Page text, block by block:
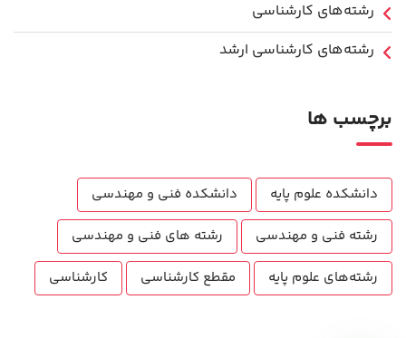
رشته‌های کارشناسی
رشته‌های کارشناسی ارشد
برچسب ها
دانشکده علوم پایه
دانشکده فنی و مهندسی
رشته فنی و مهندسی
رشته های فنی و مهندسی
رشته‌های علوم پایه
مقطع کارشناسی کارشناسی